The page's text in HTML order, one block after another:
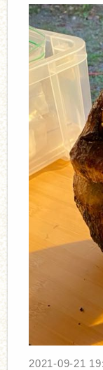
2021-09-21